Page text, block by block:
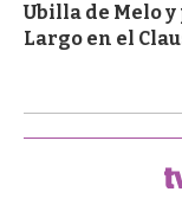
Ubilla de Melo
Largo en el